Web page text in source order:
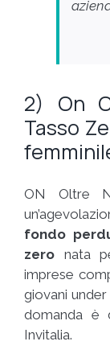
2) On
Tasso
ON Oltre
fondo
zero nata
imprese
giovani under
domanda è
Invitalia.